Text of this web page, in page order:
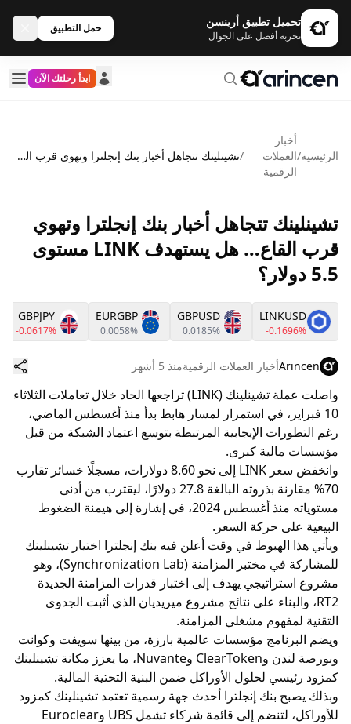
تحميل تطبيق أرينسن
تجربة أفضل على الجوال
حمل التطبيق
ابدأ رحلتك الآن
الرئيسية/
أخبار
العملات
الرقمية
/ تشينلينك تتجاهل أخبار بنك إنجلترا وتهوي قرب القاع… هل يستهدف LINK مستوى 5.5 دولار؟
تشينلينك تتجاهل أخبار بنك إنجلترا وتهوي
قرب القاع… هل يستهدف LINK مستوى
5.5 دولار؟
LINKUSD
-0.1696%
GBPUSD
0.0185%
EURGBP
0.0058%
GBPJPY
-0.0617%
Arincenأخبار العملات الرقميةمنذ 5 أشهر
واصلت عملة تشينلينك (LINK) تراجعها الحاد خلال تعاملات الثلاثاء
10 فبراير، في استمرار لمسار هابط بدأ منذ أغسطس الماضي،
رغم التطورات الإيجابية المرتبطة بتوسع اعتماد الشبكة من قبل
مؤسسات مالية كبرى.
وانخفض سعر LINK إلى نحو 8.60 دولارات، مسجلًا خسائر تقارب
70% مقارنة بذروته البالغة 27.8 دولارًا، ليقترب من أدنى
مستوياته منذ أغسطس 2024، في إشارة إلى هيمنة الضغوط
البيعية على حركة السعر.
ويأتي هذا الهبوط في وقت أعلن فيه بنك إنجلترا اختيار تشينلينك
للمشاركة في مختبر المزامنة (Synchronization Lab)، وهو
مشروع استراتيجي يهدف إلى اختبار قدرات المزامنة الجديدة
RT2، والبناء على نتائج مشروع ميريديان الذي أثبت الجدوى
التقنية لمفهوم مشغلي المزامنة.
ويضم البرنامج مؤسسات عالمية بارزة، من بينها سويفت وكوانت
وبورصة لندن وClearToken وNuvante، ما يعزز مكانة تشينلينك
كمزود رئيسي لحلول الأوراكل ضمن البنية التحتية المالية.
وبذلك يصبح بنك إنجلترا أحدث جهة رسمية تعتمد تشينلينك كمزود
للأوراكل، لتنضم إلى قائمة شركاء تشمل UBS وEuroclear